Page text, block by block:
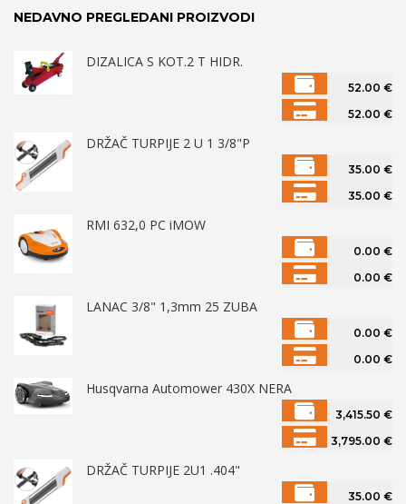
NEDAVNO PREGLEDANI PROIZVODI
DIZALICA S KOT.2 T HIDR.
52.00 €
52.00 €
DRŽAČ TURPIJE 2 U 1 3/8"P
35.00 €
35.00 €
RMI 632,0 PC iMOW
0.00 €
0.00 €
LANAC 3/8" 1,3mm 25 ZUBA
0.00 €
0.00 €
Husqvarna Automower 430X NERA
3,415.50 €
3,795.00 €
DRŽAČ TURPIJE 2U1 .404"
35.00 €